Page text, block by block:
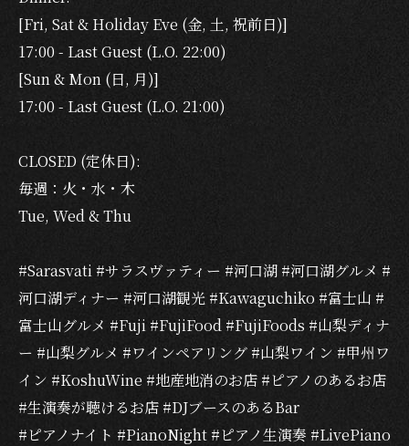
[Fri, Sat & Holiday Eve (金, 土, 祝前日)]
17:00 - Last Guest (L.O. 22:00)
[Sun & Mon (日, 月)]
17:00 - Last Guest (L.O. 21:00)
CLOSED (定休日):
毎週：火・水・木
Tue, Wed & Thu
#Sarasvati #サラスヴァティー #河口湖 #河口湖グルメ #
河口湖ディナー #河口湖観光 #Kawaguchiko #富士山 #
富士山グルメ #Fuji #FujiFood #FujiFoods #山梨ディナ
ー #山梨グルメ #ワインペアリング #山梨ワイン #甲州ワ
イン #KoshuWine #地産地消のお店 #ピアノのあるお店
#生演奏が聴けるお店 #DJブースのあるBar
#ピアノナイト #PianoNight #ピアノ生演奏 #LivePiano